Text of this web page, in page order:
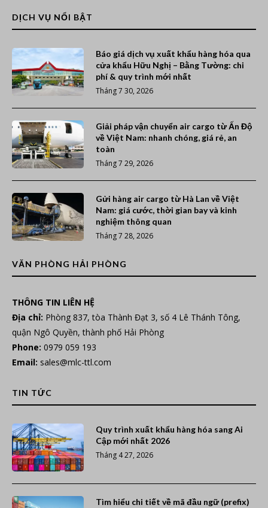
DỊCH VỤ NỔI BẬT
Báo giá dịch vụ xuất khẩu hàng hóa qua
cửa khẩu Hữu Nghị – Bằng Tường: chi
phí & quy trình mới nhất
Tháng 7 30, 2026
Giải pháp vận chuyển air cargo từ Ấn Độ
về Việt Nam: nhanh chóng, giá rẻ, an
toàn
Tháng 7 29, 2026
Gửi hàng air cargo từ Hà Lan về Việt
Nam: giá cước, thời gian bay và kinh
nghiệm thông quan
Tháng 7 28, 2026
VĂN PHÒNG HẢI PHÒNG
THÔNG TIN LIÊN HỆ
Địa chỉ: Phòng 837, tòa Thành Đạt 3, số 4 Lê Thánh Tông,
quận Ngô Quyền, thành phố Hải Phòng
Phone: 0979 059 193
Email: sales@mlc-ttl.com
TIN TỨC
Quy trình xuất khẩu hàng hóa sang Ai
Cập mới nhất 2026
Tháng 4 27, 2026
Tìm hiểu chi tiết về mã đầu ngữ (prefix)